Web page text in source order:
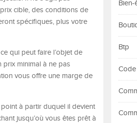
cible, des conditions de
spécifiques, plus votre
qui peut faire l’objet de
prix minimal à ne pas
vous offre une marge de
à partir duquel il devient
jusqu’où vous êtes prêt à
Bien-
Btp